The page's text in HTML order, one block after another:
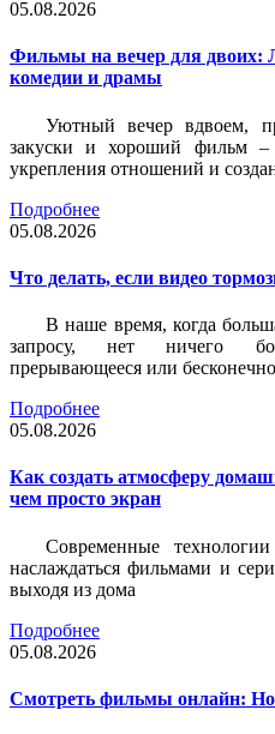
05.08.2026
Фильмы на вечер для двоих:
комедии и драмы
Уютный вечер вдвоем,
закуски и хороший фильм
укрепления отношений и
Подробнее
05.08.2026
Что делать, если видео
В наше время, когда
запросу, нет ничего
прерывающееся или
Подробнее
05.08.2026
Как создать атмосферу
чем просто экран
Современные
наслаждаться фильмами и
выходя из дома
Подробнее
05.08.2026
Смотреть фильмы онлайн: